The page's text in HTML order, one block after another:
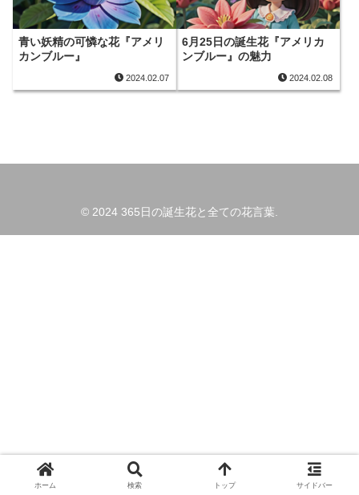
青い妖精の可憐な花『アメリ
カンブルー』
2024.02.07
6月25日の誕生花『アメリカ
ンブルー』の魅力
2024.02.08
© 2024 365日の誕生花と全ての花言葉.
ホーム 検索 トップ サイドバー